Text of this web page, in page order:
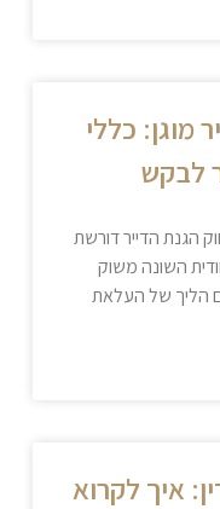
מוגן: כללי
לבקש
הגנת הדייר דורשת
השונה משוק
הליך של העלאת
איך לקרוא